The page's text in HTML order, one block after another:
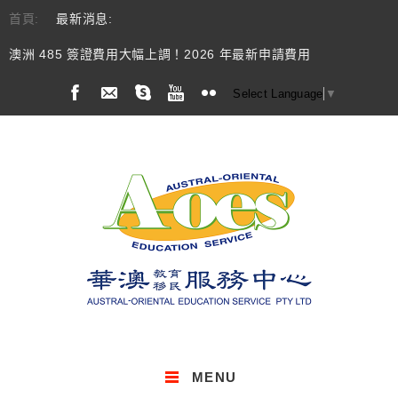
首頁: 最新消息:
澳洲 485 簽證費用大幅上調！2026 年最新申請費用
Select Language ▼
MENU